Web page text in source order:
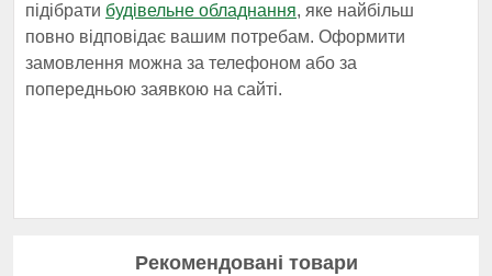
підібрати будівельне обладнання, яке найбільш
повно відповідає вашим потребам. Оформити
замовлення можна за телефоном або за
попередньою заявкою на сайті.
Рекомендовані товари